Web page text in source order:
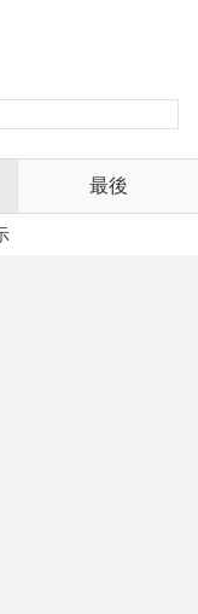
最後